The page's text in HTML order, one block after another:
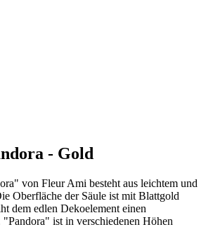
- Gold
von Fleur Ami besteht aus leichtem und
Oberfläche der Säule ist mit Blattgold
dem edlen Dekoelement einen
ist in verschiedenen Höhen